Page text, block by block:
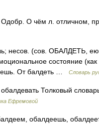
О чём л. отличном,
(сов. ОБАЛДЕТЬ, ею,
состояние
От балдеть …
Словарь
обалдевать Толковый
Ефремовой
обалдеешь,